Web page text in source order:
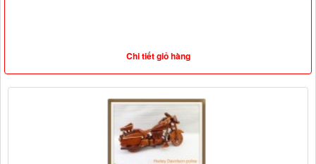
Chi tiết giỏ hàng